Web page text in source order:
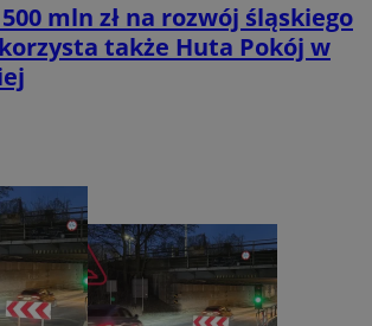
mln zł na rozwój śląskiego
także Huta Pokój w